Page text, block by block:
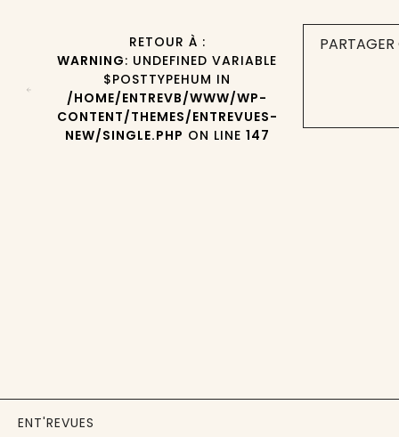
RETOUR À :
WARNING: UNDEFINED VARIABLE
$POSTTYPEHUM IN
/HOME/ENTREVB/WWW/WP-
CONTENT/THEMES/ENTREVUES-
NEW/SINGLE.PHP ON LINE 147
ENT'REVUES